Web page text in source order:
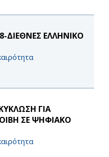
ΔΙΕΘΝΕΣ ΕΛΛΗΝΙΚΟ
ΓΙΑ
ΣΕ ΨΗΦΙΑΚΟ